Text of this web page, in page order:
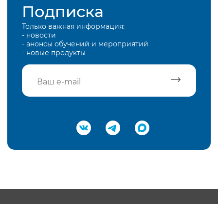
Подписка
Только важная информация:
- новости
- анонсы обучений и мероприятий
- новые продукты
Подтвердить e-mail